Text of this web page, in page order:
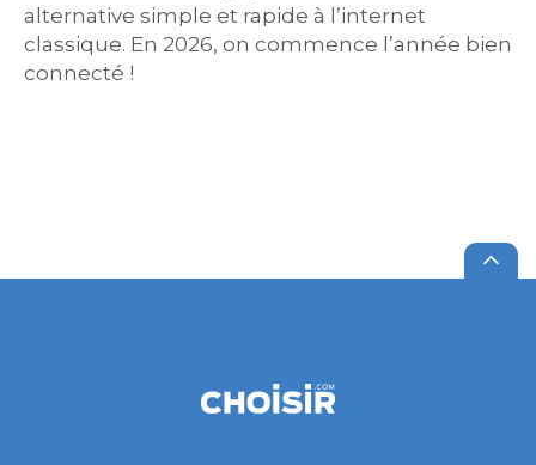
alternative simple et rapide à l’internet
classique. En 2026, on commence l’année bien
connecté !